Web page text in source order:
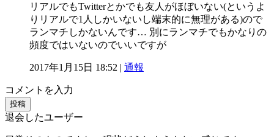
リアルでもTwitterとかでも友人がほぼいない(というよ
りリアルで1人しかいないし端末的に無理がある)ので
ランマチしかないんです… 別にランマチでもかなりの
頻度ではいないのでいいですが
2017年1月15日 18:52 | 通報
コメントを入力
投稿
退会したユーザー